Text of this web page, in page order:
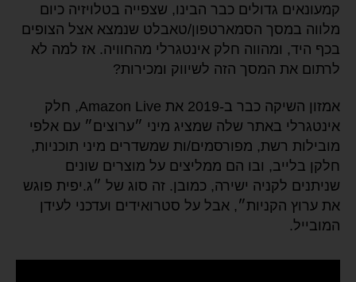
קמעונאים גדולים כבר הבינו, שצפייה בטלויזיה כיום
מלווה במסך הסמארטפון/טאבלט שנמצא אצל הצופים
בכף היד, ומהווה חלק אינטגרלי מהחוויה. אז למה לא
לרתום את המסך הזה לשיווק ומכירות?
אמזון השיקה כבר ב-2019 את Amazon Live, חלק
אינטגרלי באתר שלה שמציג מיני ״ערוצים״ עם אלפי
מובילות רשת, מפורסמים/ות שמשדרים מיני תוכניות,
חלקן בלייב, ובו הם ממליצים על מוצרים שונים
שניתנים לקניה ישירה, כמובן. זה סוג של ״ג.יפית פוגש
את ערוץ הקניות״, אבל על סטרואידים ועדכני לעידן
המובייל.